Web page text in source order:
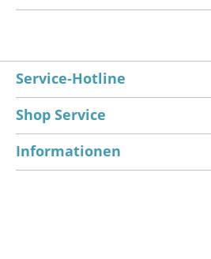
Service-Hotline
Shop Service
Informationen